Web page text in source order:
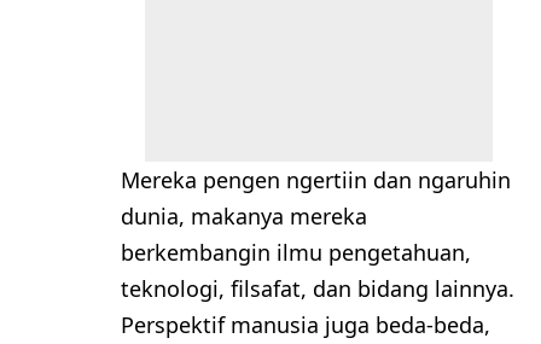
Mereka pengen ngertiin dan ngaruhin
dunia, makanya mereka
berkembangin ilmu pengetahuan,
teknologi, filsafat, dan bidang lainnya.
Perspektif manusia juga beda-beda,